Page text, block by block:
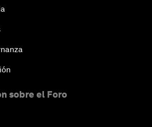
sobre el Foro